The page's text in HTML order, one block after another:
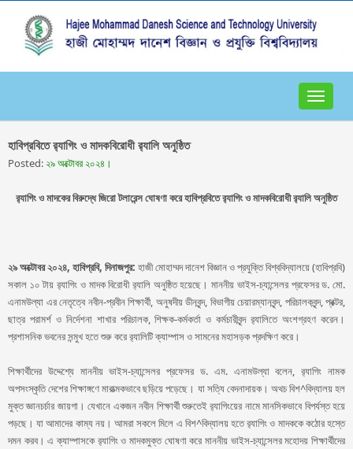
Toggle
হাবিপ্রবিতে র‍্যাগিং ও মাদকবিরোধী র‍্যালি অনুষ্ঠিত
Posted:২৯ অক্টোবর ২০২৪।
র‍্যাগিং ও মাদকের বিরুদ্ধে জিরো টলারেন্স ঘোষণা করে হাবিপ্রবিতে র‍্যাগিং ও মাদকবিরোধী র‍্যালি অনুষ্ঠিত
২৯ অক্টোবর ২০২৪, হাবিপ্রবি, দিনাজপুর: হাজী মোহাম্মদ দানেশ বিজ্ঞান ও প্রযুক্তি বিশ্ববিদ্যালয়ে (হাবিপ্রবি)
সকাল ১০ টায় র‍্যাগিং ও মাদক বিরোধী র‍্যালি অনুষ্ঠিত হয়েছে। মাননীয় ভাইস-চ্যান্সেলর প্রফেসর ড. মো.
এনামউল্যা এর নেতৃত্বে নবীন-প্রবীন শিক্ষার্থী, অনুষদীয় ডীনবৃন্দ, বিভাগীয় চেয়ারম্যানবৃন্দ, পরিচালকবৃন্দ, প্রক্টর,
ছাত্র পরামর্শ ও নির্দেশনা শাখার পরিচালক, শিক্ষক-কর্মকর্তা ও কর্মচারীবৃন্দ র‍্যালিতে অংশগ্রহণ করেন।
প্রশাসনিক ভবনের সন্মুখ হতে শুরু করে র‍্যালিটি ক্যাম্পাস ও সামনের মহাসড়ক প্রদক্ষিণ করে।
শিক্ষার্থীদের উদ্দেশ্যে মাননীয় ভাইস-চ্যান্সেলর প্রফেসর ড. এম. এনামউল্যা বলেন, র‍্যাগিং নামক
অপসংস্কৃতি দেশের শিক্ষাঙ্গণে মারাত্মকভাবে ছড়িয়ে পড়েছে। যা সত্যি বেদনাদায়ক। অথচ বিশ^বিদ্যালয় হল
মুক্ত জ্ঞানচর্চার জায়গা। যেখানে একজন নবীন শিক্ষার্থী শুরুতেই র‍্যাগিংয়ের নামে মানসিকভাবে বিপর্যস্ত হয়ে
পড়ছে। যা আমাদের কাম্য নয়। আমরা সকলে মিলে এ বিশ^বিদ্যালয় হতে র‍্যাগিং ও মাদককে কঠোর হস্তে
দমন করব। এ ক্যাম্পাসকে র‍্যাগিং ও মাদকমুক্ত ঘোষণা করে মাননীয় ভাইস-চ্যান্সেলর মহোদয় শিক্ষার্থীদের